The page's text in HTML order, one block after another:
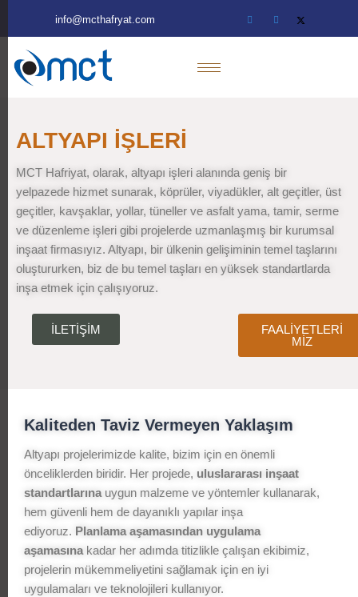
info@mcthafryat.com
ALTYAPI İŞLERİ
MCT Hafriyat, olarak, altyapı işleri alanında geniş bir
yelpazede hizmet sunarak, köprüler, viyadükler, alt geçitler, üst
geçitler, kavşaklar, yollar, tüneller ve asfalt yama, tamir, serme
ve düzenleme işleri gibi projelerde uzmanlaşmış bir kurumsal
inşaat firmasıyız. Altyapı, bir ülkenin gelişiminin temel taşlarını
oluştururken, biz de bu temel taşları en yüksek standartlarda
inşa etmek için çalışıyoruz.
İLETİŞİM
FAALİYETLERİ
MİZ
Kaliteden Taviz Vermeyen Yaklaşım
Altyapı projelerimizde kalite, bizim için en önemli
önceliklerden biridir. Her projede, uluslararası inşaat
standartlarınauygun malzeme ve yöntemler kullanarak,
hem güvenli hem de dayanıklı yapılar inşa
ediyoruz. Planlama aşamasından uygulama
aşamasınakadar her adımda titizlikle çalışan ekibimiz,
projelerin mükemmeliyetini sağlamak için en iyi
uygulamaları ve teknolojileri kullanıyor.